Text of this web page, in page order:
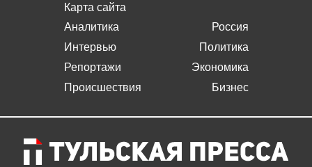
Карта сайта
Аналитика
Интервью
Репортажи
Происшествия
Россия
Политика
Экономика
Бизнес